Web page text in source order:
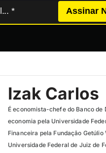
Assinar
Izak Carlos
É economista-chefe do Banco de
economia pela Universidade
Financeira pela Fundação
Universidade Federal de Juiz de